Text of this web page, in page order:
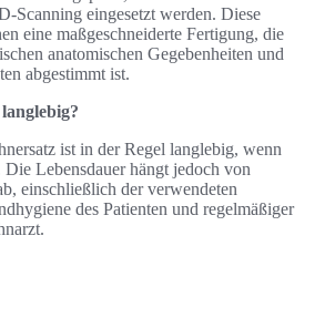
Scanning eingesetzt werden. Diese
eine maßgeschneiderte Fertigung, die
anatomischen Gegebenheiten und
abgestimmt ist.
ist in der Regel langlebig, wenn
Lebensdauer hängt jedoch von
einschließlich der verwendeten
des Patienten und regelmäßiger